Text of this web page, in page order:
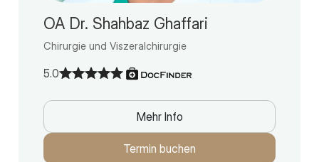
OA Dr. Shahbaz Ghaffari
Chirurgie und Viszeralchirurgie
5.0
Mehr Info
Termin buchen